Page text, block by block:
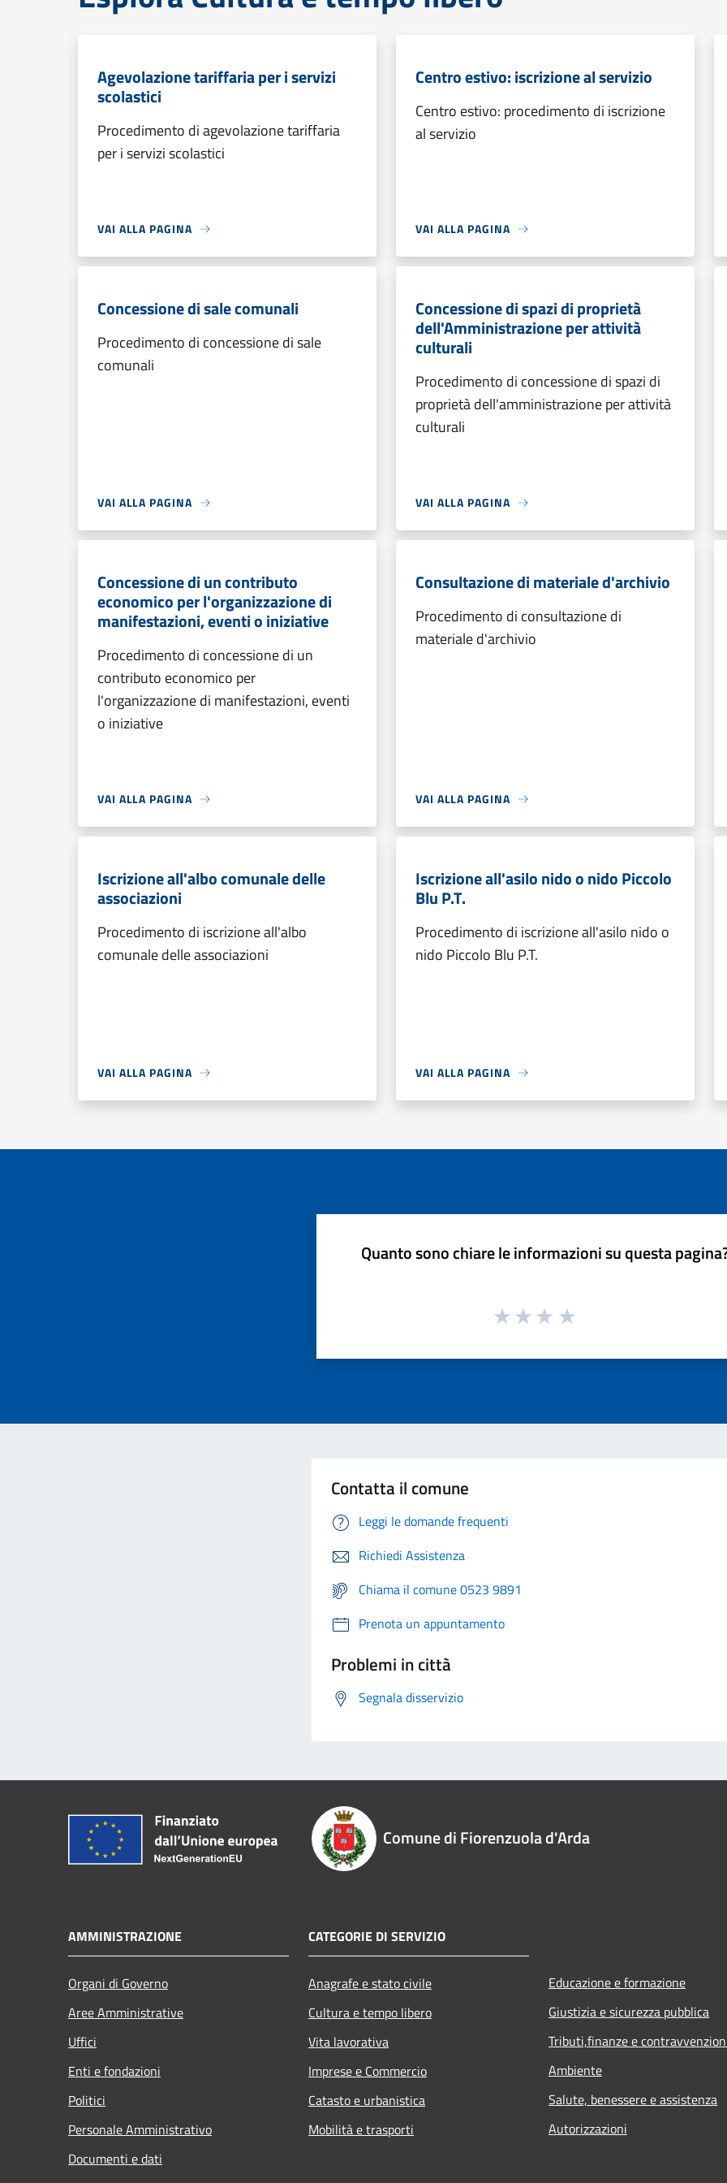
Agevolazione tariffaria per i servizi
scolastici
Procedimento di agevolazione tariffaria
per i servizi scolastici
VAI ALLA PAGINA
Centro estivo: iscrizione al servizio
Centro estivo: procedimento di iscrizione
al servizio
VAI ALLA PAGINA
Concessione di sale comunali
Procedimento di concessione di sale
comunali
VAI ALLA PAGINA
Concessione di spazi di proprietà
dell'Amministrazione per attività
culturali
Procedimento di concessione di spazi di
proprietà dell'amministrazione per attività
culturali
VAI ALLA PAGINA
Concessione di un contributo
economico per l'organizzazione di
manifestazioni, eventi o iniziative
Procedimento di concessione di un
contributo economico per
l'organizzazione di manifestazioni, eventi
o iniziative
VAI ALLA PAGINA
Consultazione di materiale d'archivio
Procedimento di consultazione di
materiale d'archivio
VAI ALLA PAGINA
Iscrizione all'albo comunale delle
associazioni
Procedimento di iscrizione all'albo
comunale delle associazioni
VAI ALLA PAGINA
Iscrizione all'asilo nido o nido Piccolo
Blu P.T.
Procedimento di iscrizione all'asilo nido o
nido Piccolo Blu P.T.
VAI ALLA PAGINA
Quanto sono chiare le informazioni su questa
Contatta il comune
Leggi le domande frequenti
Richiedi Assistenza
Chiama il comune 0523 9891
Prenota un appuntamento
Problemi in città
Segnala disservizio
Comune di Fiorenzuola d'Arda
AMMINISTRAZIONE
Organi di Governo
Aree Amministrative
Uffici
Enti e fondazioni
Politici
Personale Amministrativo
Documenti e dati
CATEGORIE DI SERVIZIO
Anagrafe e stato civile
Cultura e tempo libero
Vita lavorativa
Imprese e Commercio
Catasto e urbanistica
Mobilità e trasporti
Educazione e formazione
Giustizia e sicurezza pubblica
Tributi,finanze e
Ambiente
Salute, benessere e assistenza
Autorizzazioni